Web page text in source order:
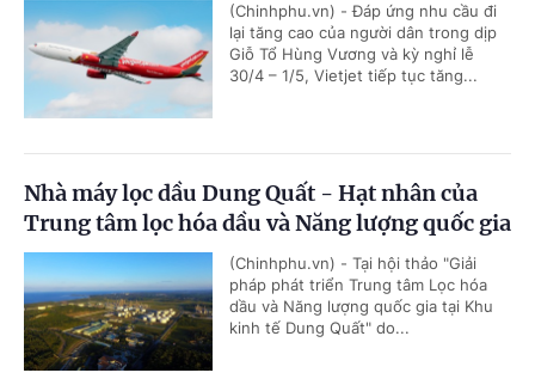
(Chinhphu.vn) - Đáp ứng nhu cầu đi
lại tăng cao của người dân trong dịp
Giỗ Tổ Hùng Vương và kỳ nghỉ lễ
30/4 – 1/5, Vietjet tiếp tục tăng...
Nhà máy lọc dầu Dung Quất - Hạt nhân của
Trung tâm lọc hóa dầu và Năng lượng quốc gia
(Chinhphu.vn) - Tại hội thảo "Giải
pháp phát triển Trung tâm Lọc hóa
dầu và Năng lượng quốc gia tại Khu
kinh tế Dung Quất" do...